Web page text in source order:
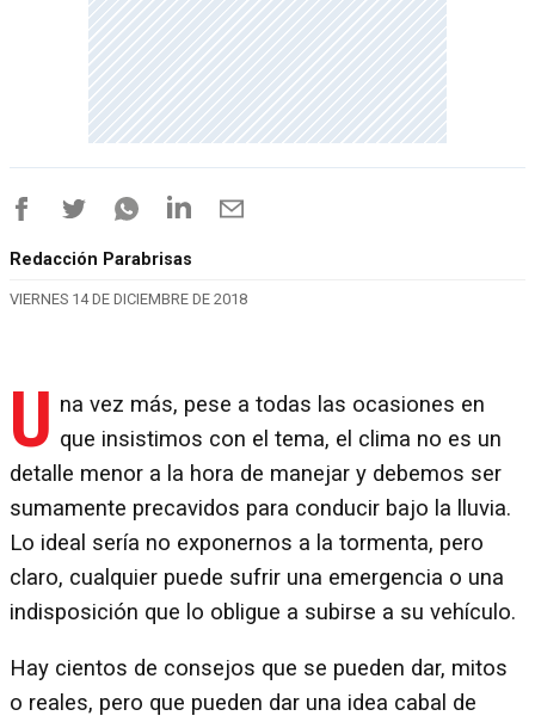
Redacción Parabrisas
VIERNES 14 DE DICIEMBRE DE 2018
U na vez más, pese a todas las ocasiones en
que insistimos con el tema, el clima no es un
detalle menor a la hora de manejar y debemos ser
sumamente precavidos para conducir bajo la lluvia.
Lo ideal sería no exponernos a la tormenta, pero
claro, cualquier puede sufrir una emergencia o una
indisposición que lo obligue a subirse a su vehículo.
Hay cientos de consejos que se pueden dar, mitos
o reales, pero que pueden dar una idea cabal de